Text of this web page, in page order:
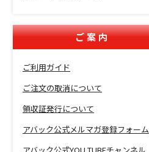
ご案内
ご利用ガイド
ご注文の取消について
領収証発行について
アバック公式メルマガ登録フォーム
アバック公式YOU TUBEチャンネル